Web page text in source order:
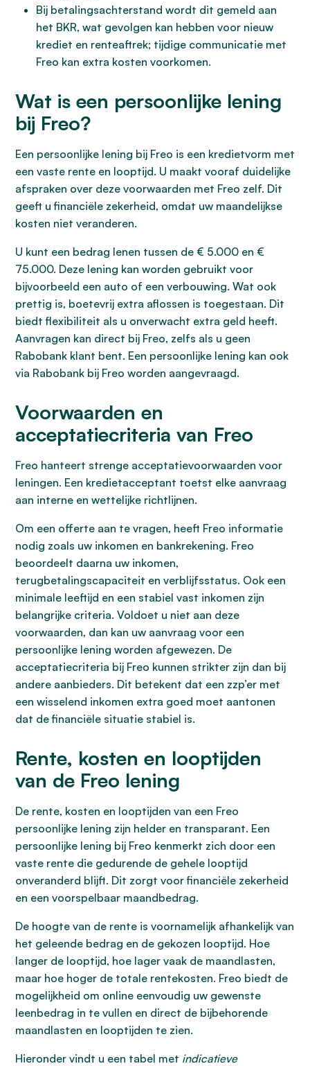
Bij betalingsachterstand wordt dit gemeld aan
het BKR, wat gevolgen kan hebben voor nieuw
krediet en renteaftrek; tijdige communicatie met
Freo kan extra kosten voorkomen.
Wat is een persoonlijke lening
bij Freo?
Een persoonlijke lening bij Freo is een kredietvorm met
een vaste rente en looptijd. U maakt vooraf duidelijke
afspraken over deze voorwaarden met Freo zelf. Dit
geeft u financiële zekerheid, omdat uw maandelijkse
kosten niet veranderen.
U kunt een bedrag lenen tussen de € 5.000 en €
75.000. Deze lening kan worden gebruikt voor
bijvoorbeeld een auto of een verbouwing. Wat ook
prettig is, boetevrij extra aflossen is toegestaan. Dit
biedt flexibiliteit als u onverwacht extra geld heeft.
Aanvragen kan direct bij Freo, zelfs als u geen
Rabobank klant bent. Een persoonlijke lening kan ook
via Rabobank bij Freo worden aangevraagd.
Voorwaarden en
acceptatiecriteria van Freo
Freo hanteert strenge acceptatievoorwaarden voor
leningen. Een kredietacceptant toetst elke aanvraag
aan interne en wettelijke richtlijnen.
Om een offerte aan te vragen, heeft Freo informatie
nodig zoals uw inkomen en bankrekening. Freo
beoordeelt daarna uw inkomen,
terugbetalingscapaciteit en verblijfsstatus. Ook een
minimale leeftijd en een stabiel vast inkomen zijn
belangrijke criteria. Voldoet u niet aan deze
voorwaarden, dan kan uw aanvraag voor een
persoonlijke lening worden afgewezen. De
acceptatiecriteria bij Freo kunnen strikter zijn dan bij
andere aanbieders. Dit betekent dat een zzp’er met
een wisselend inkomen extra goed moet aantonen
dat de financiële situatie stabiel is.
Rente, kosten en looptijden
van de Freo lening
De rente, kosten en looptijden van een Freo
persoonlijke lening zijn helder en transparant. Een
persoonlijke lening bij Freo kenmerkt zich door een
vaste rente die gedurende de gehele looptijd
onveranderd blijft. Dit zorgt voor financiële zekerheid
en een voorspelbaar maandbedrag.
De hoogte van de rente is voornamelijk afhankelijk van
het geleende bedrag en de gekozen looptijd. Hoe
langer de looptijd, hoe lager vaak de maandlasten,
maar hoe hoger de totale rentekosten. Freo biedt de
mogelijkheid om online eenvoudig uw gewenste
leenbedrag in te vullen en direct de bijbehorende
maandlasten en looptijden te zien.
Hieronder vindt u een tabel met indicatieve